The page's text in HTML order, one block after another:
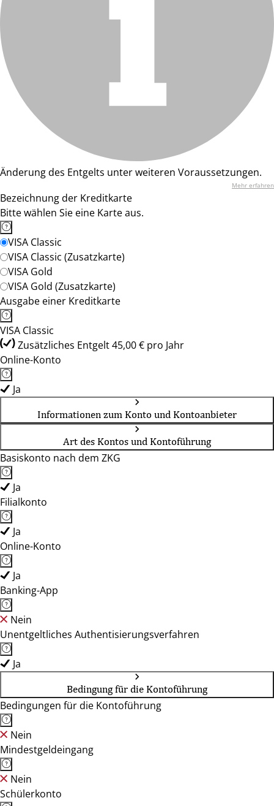
Änderung des Entgelts unter weiteren Voraussetzungen.
Mehr erfahren
Bezeichnung der Kreditkarte
Bitte wählen Sie eine Karte aus.
VISA Classic
VISA Classic (Zusatzkarte)
VISA Gold
VISA Gold (Zusatzkarte)
Ausgabe einer Kreditkarte
VISA Classic
Zusätzliches Entgelt 45,00 € pro Jahr
Online-Konto
Ja
Informationen zum Konto und Kontoanbieter
Art des Kontos und Kontoführung
Basiskonto nach dem ZKG
Ja
Filialkonto
Ja
Online-Konto
Ja
Banking-App
Nein
Unentgeltliches Authentisierungsverfahren
Ja
Bedingung für die Kontoführung
Bedingungen für die Kontoführung
Nein
Mindestgeldeingang
Nein
Schülerkonto